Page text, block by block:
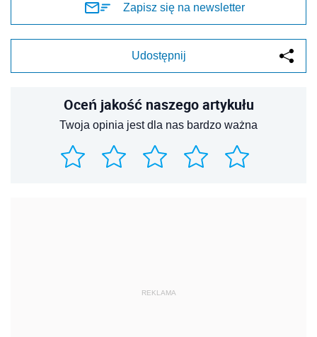
Zapisz się na newsletter
Udostępnij
Oceń jakość naszego artykułu
Twoja opinia jest dla nas bardzo ważna
REKLAMA